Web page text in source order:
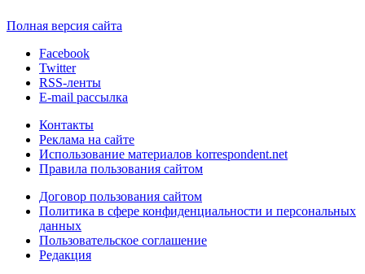
Полная версия сайта
Facebook
Twitter
RSS-ленты
E-mail рассылка
Контакты
Реклама на сайте
Использование материалов korrespondent.net
Правила пользования сайтом
Договор пользования сайтом
Политика в сфере конфиденциальности и персональных
данных
Пользовательское соглашение
Редакция